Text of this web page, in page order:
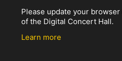
Please update your
of the Digital Concert Hall.
Learn more